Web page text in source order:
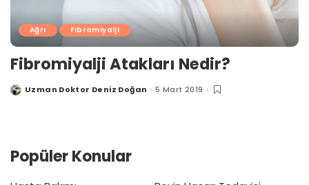
Ağrı Fibromiyalji
Fibromiyalji Atakları Nedir?
PostedUzman Doktor Deniz Doğan 5 Mart 2019
Popüler Konular